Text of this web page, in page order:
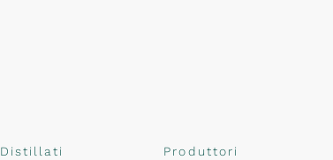
Distillati
Produttori